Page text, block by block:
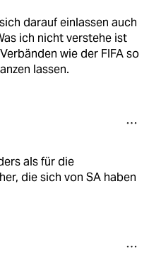
darauf einlassen auch
ich nicht verstehe ist
wie der FIFA so
lassen.
als für die
die sich von SA haben